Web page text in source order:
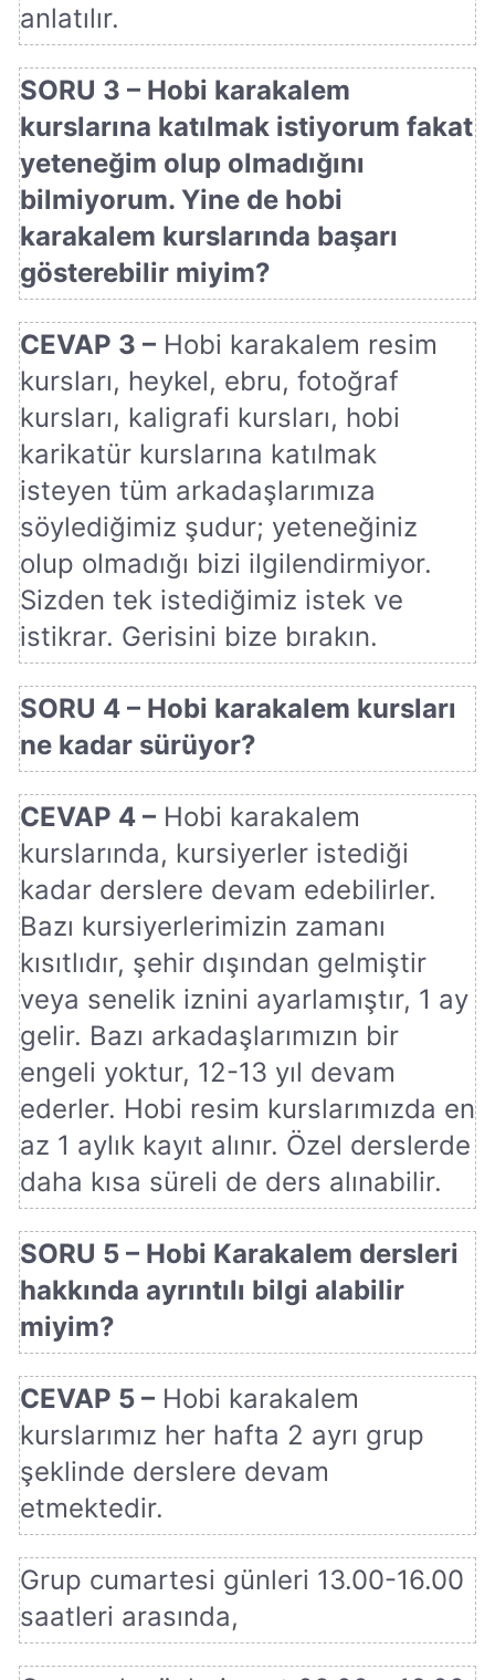
anlatılır.
SORU 3 – Hobi karakalem
kurslarına katılmak istiyorum fakat
yeteneğim olup olmadığını
bilmiyorum. Yine de hobi
karakalem kurslarında başarı
gösterebilir miyim?
CEVAP 3 – Hobi karakalem resim
kursları, heykel, ebru, fotoğraf
kursları, kaligrafi kursları, hobi
karikatür kurslarına katılmak
isteyen tüm arkadaşlarımıza
söylediğimiz şudur; yeteneğiniz
olup olmadığı bizi ilgilendirmiyor.
Sizden tek istediğimiz istek ve
istikrar. Gerisini bize bırakın.
SORU 4 – Hobi karakalem kursları
ne kadar sürüyor?
CEVAP 4 – Hobi karakalem
kurslarında, kursiyerler istediği
kadar derslere devam edebilirler.
Bazı kursiyerlerimizin zamanı
kısıtlıdır, şehir dışından gelmiştir
veya senelik iznini ayarlamıştır, 1 ay
gelir. Bazı arkadaşlarımızın bir
engeli yoktur, 12-13 yıl devam
ederler. Hobi resim kurslarımızda en
az 1 aylık kayıt alınır. Özel derslerde
daha kısa süreli de ders alınabilir.
SORU 5 – Hobi Karakalem dersleri
hakkında ayrıntılı bilgi alabilir
miyim?
CEVAP 5 – Hobi karakalem
kurslarımız her hafta 2 ayrı grup
şeklinde derslere devam
etmektedir.
Grup cumartesi günleri 13.00-16.00
saatleri arasında,